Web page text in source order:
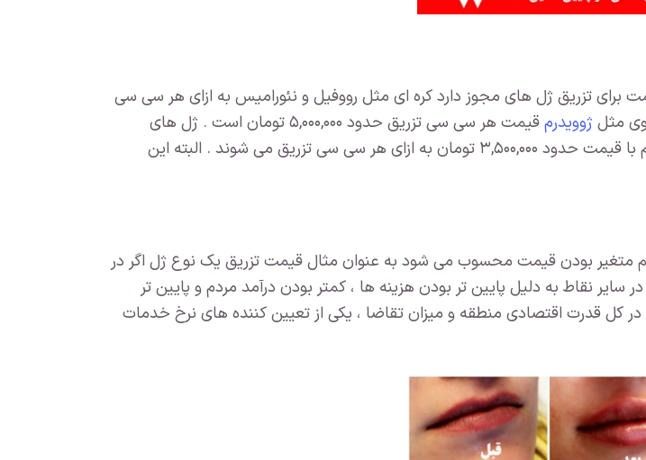
تزریق ژل های مجوز دارد کره ای مثل رووفیل و نئورامیس به ازای هر سی سی
ژوویدرم
قیمت هر سی سی تزریق حدود ۵,۰۰۰,۰۰۰ تومان است . ژل های
باکیفیت آلمانی مثل آلاینا و ایتالیایی مثل آیدیا و فرانسوی مثل پرفکتا هم با قیمت حدود ۳,۵۰۰,۰۰۰ تومان به ازای هر سی سی تزریق می شوند . البته این
متغیر بودن قیمت محسوب می شود به عنوان مثال قیمت تزریق یک نوع ژل اگر در
تومان باشد ، ممکن است در سایر نقاط به دلیل پایین تر بودن هزینه ها ، کمتر بودن درآمد مردم و پایین تر
، با نرخ ۳,۰۰۰،۰۰۰ تومان تزریق شود . در کل قدرت اقتصادی منطقه و میزان تقاضا ، یکی از تعیین کننده های نرخ خدمات